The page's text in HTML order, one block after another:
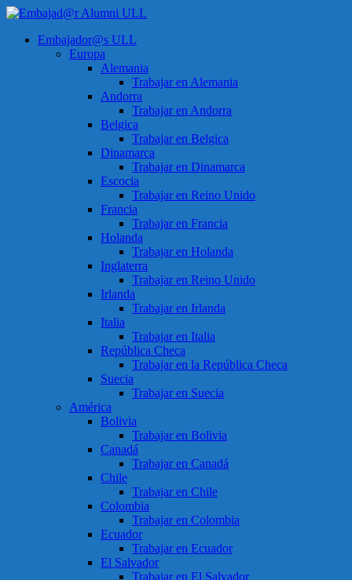
Saltar
contenido
Embajad@r
Menú
Embajador@s ULL
Europa
Alemania
Trabajar en Alemania
Andorra
Trabajar en Andorra
Belgica
Trabajar en Belgica
Dinamarca
Trabajar en Dinamarca
Escocia
Trabajar en Reino Unido
Francia
Trabajar en Francia
Holanda
Trabajar en Holanda
Inglaterra
Trabajar en Reino Unido
Irlanda
Trabajar en Irlanda
Italia
Trabajar en Italia
República Checa
Trabajar en la República Checa
Suecia
Trabajar en Suecia
América
Bolivia
Trabajar en Bolivia
Canadá
Trabajar en Canadá
Chile
Trabajar en Chile
Colombia
Trabajar en Colombia
Ecuador
Trabajar en Ecuador
El Salvador
Trabajar en El Salvador